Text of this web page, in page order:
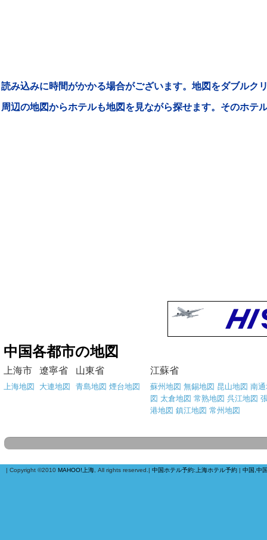
読み込みに時間がかかる場合がございます。地図をダブルク
周辺の地図からホテルも地図を見ながら探せます。そのホテ
中国各都市の地図
上海市 遼寧省 山東省 江蘇省
上海地図 大連地図 青島地図 煙台地図 蘇州地図 無錫地図 昆山地図 南
図 太倉地図 常熟地図 呉江地図
港地図 鎮江地図 常州地図
| Copyright ©2010 MAHOO!上海 , All rights reserved.| 中国ホテル予約: 上海ホテル予約 | 中国,中